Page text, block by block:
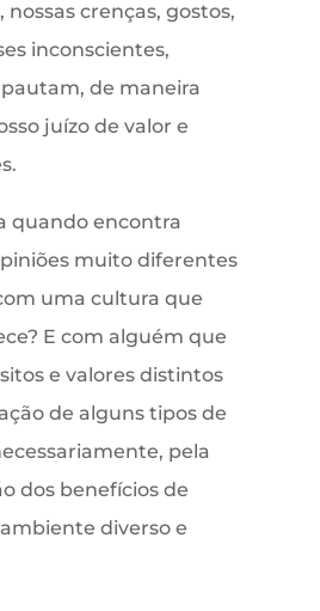
crenças, gostos,
inconscientes,
de maneira
juízo de valor e
quando encontra
muito diferentes
uma cultura que
E com alguém que
e valores distintos
de alguns tipos de
pela
dos benefícios de
diverso e